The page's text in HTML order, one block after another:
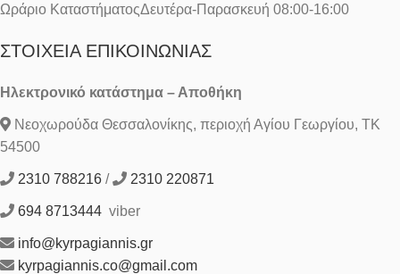
Ωράριο ΚαταστήματοςΔευτέρα-Παρασκευή 08:00-16:00
ΣΤΟΙΧΕΊΑ ΕΠΙΚΟΙΝΩΝΊΑΣ
Ηλεκτρονικό κατάστημα – Αποθήκη
Νεοχωρούδα Θεσσαλονίκης, περιοχή Αγίου Γεωργίου, ΤΚ
54500
2310 788216 / 2310 220871
694 8713444 viber
info@kyrpagiannis.gr
kyrpagiannis.co@gmail.com